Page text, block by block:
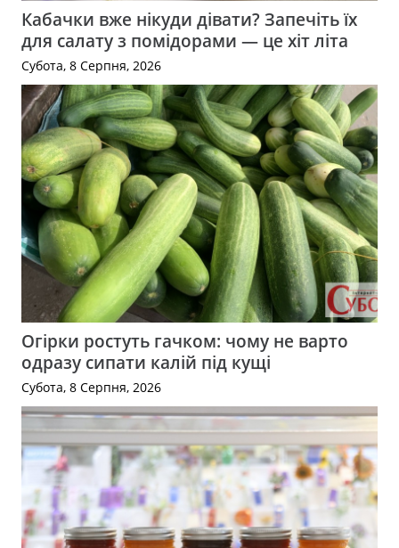
Кабачки вже нікуди дівати? Запечіть їх
для салату з помідорами — це хіт літа
Субота, 8 Серпня, 2026
Огірки ростуть гачком: чому не варто
одразу сипати калій під кущі
Субота, 8 Серпня, 2026